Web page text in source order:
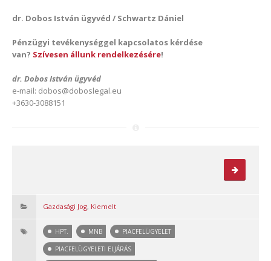
dr. Dobos István ügyvéd / Schwartz Dániel
Pénzügyi tevékenységgel kapcsolatos kérdése
van? Szívesen állunk rendelkezésére!
dr. Dobos István ügyvéd
e-mail: dobos@doboslegal.eu
+3630-3088151
Gazdasági Jog, Kiemelt
HPT. MNB PIACFELÜGYELET
PIACFELÜGYELETI ELJÁRÁS